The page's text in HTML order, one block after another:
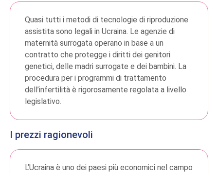
Quasi tutti i metodi di tecnologie di riproduzione
assistita sono legali in Ucraina. Le agenzie di
maternità surrogata operano in base a un
contratto che protegge i diritti dei genitori
genetici, delle madri surrogate e dei bambini. La
procedura per i programmi di trattamento
dell’infertilità è rigorosamente regolata a livello
legislativo.
I prezzi ragionevoli
L’Ucraina è uno dei paesi più economici nel campo